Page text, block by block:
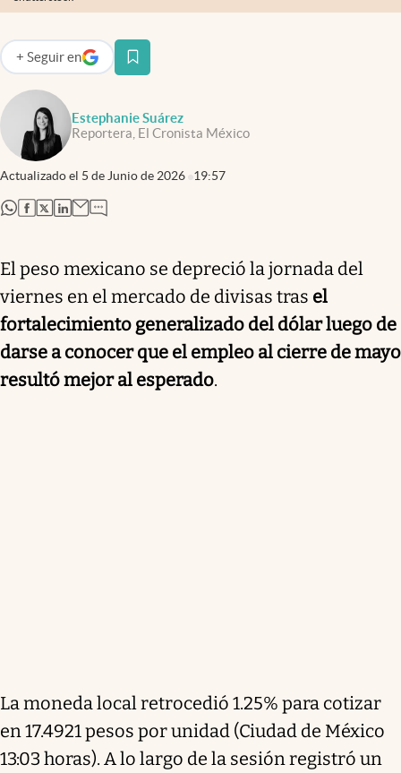
Estephanie Suárez
Reportera, El Cronista México
Actualizado el 5 de Junio de 2026 19:57
+ Seguir en
abre en nueva pestaña
abre en nueva pestaña
abre en nueva pestaña
abre en nueva pestaña
abre en nueva pestaña
El peso mexicano se depreció la jornada del
viernes en el mercado de divisas tras el
fortalecimiento generalizado del dólar luego de
darse a conocer que el empleo al cierre de mayo
resultó mejor al esperado.
La moneda local retrocedió 1.25% para cotizar
en 17.4921 pesos por unidad (Ciudad de México
13:03 horas). A lo largo de la sesión registró un